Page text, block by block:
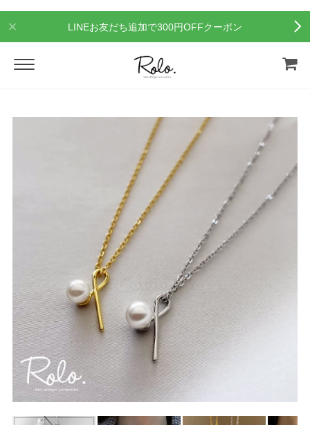
LINEお友だち追加で300円OFFクーポン